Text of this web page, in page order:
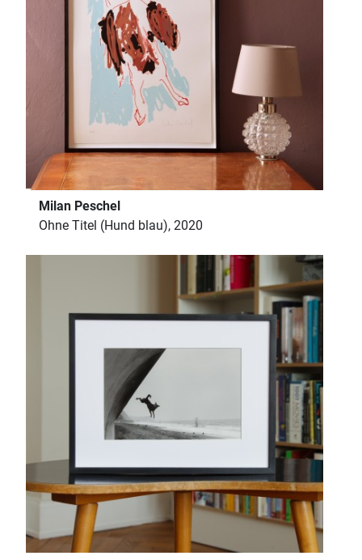
Milan Peschel
Ohne Titel (Hund blau), 2020